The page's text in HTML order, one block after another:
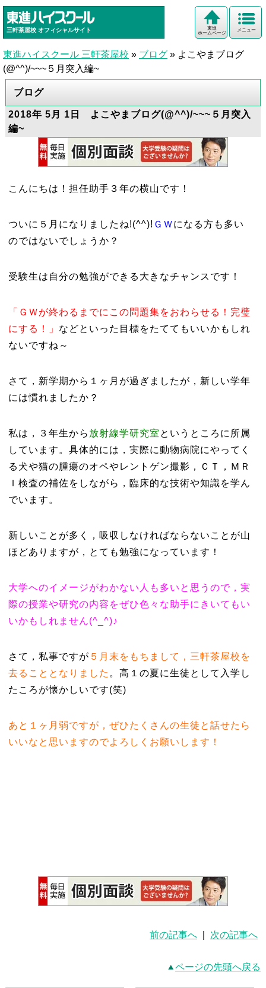
三軒茶屋校 オフィシャルサイト メニュー
東進
ホームページ
東進ハイスクール 三軒茶屋校 » ブログ » よこやまブログ
(@^^)/~~~５月突入編~
ブログ
2018年 5月 1日 よこやまブログ(@^^)/~~~５月突入
編~
こんにちは！担任助手３年の横山です！
ついに５月になりましたね!(^^)! ＧＷになる方も多い
のではないでしょうか？
受験生は自分の勉強ができる大きなチャンスです！
「ＧＷが終わるまでにこの問題集をおわらせる！完璧
にする！」 などといった目標をたててもいいかもしれ
ないですね～
さて，新学期から１ヶ月が過ぎましたが，新しい学年
には慣れましたか？
私は，３年生から 放射線学研究室 というところに所属
しています。具体的には，実際に動物病院にやってく
る犬や猫の腫瘍のオペやレントゲン撮影，ＣＴ，ＭＲ
Ｉ検査の補佐をしながら，臨床的な技術や知識を学ん
でいます。
新しいことが多く，吸収しなければならないことが山
ほどありますが，とても勉強になっています！
大学へのイメージがわかない人も多いと思うので，実
際の授業や研究の内容をぜひ色々な助手にきいてもい
いかもしれません(^_^)♪
さて，私事ですが ５月末をもちまして，三軒茶屋校を
去ることとなりました 。高１の夏に生徒として入学し
たころが懐かしいです(笑)
あと１ヶ月弱ですが，ぜひたくさんの生徒と話せたら
いいなと思いますのでよろしくお願いします！
前の記事へ 次の記事へ
ページの先頭へ戻る